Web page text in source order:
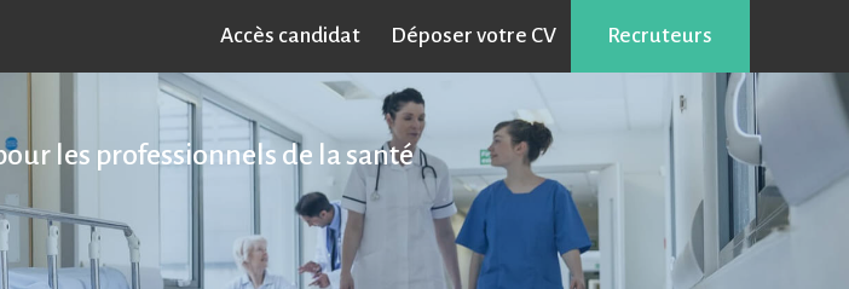
Accès candidat Déposer votre CV Recruteurs
les professionnels de la santé